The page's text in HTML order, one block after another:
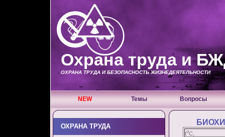
Охрана труда и
ОХРАНА ТРУДА И БЕЗОПАСНОСТЬ ЖИЗНЕДЕЯТЕЛЬНОСТИ
NEW Темы Вопросы
toС,
ОХРАНА ТРУДА